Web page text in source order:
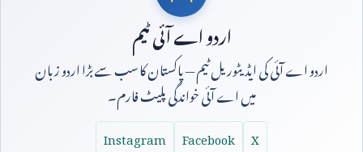
اردو اے آئی ٹیم
اردو اے آئی کی ایڈیٹوریل ٹیم — پاکستان کا سب سے بڑا اردو زبان
میں اے آئی خواندگی پلیٹ فارم۔
X
Facebook
Instagram